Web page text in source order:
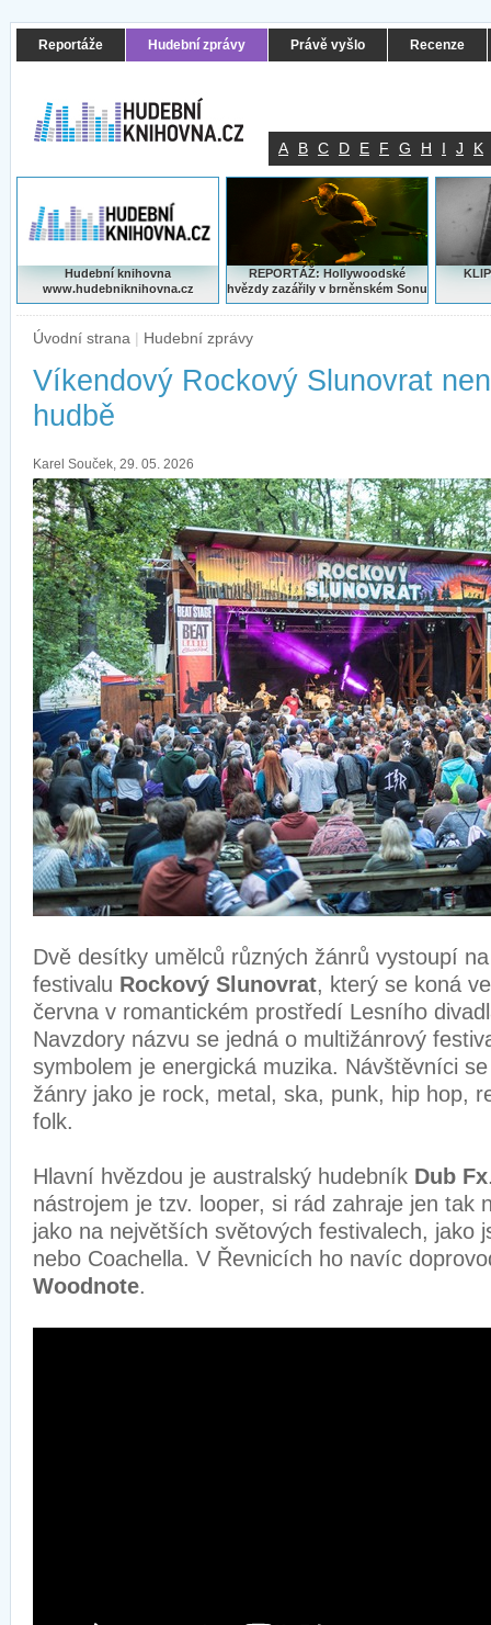
Reportáže Hudební zprávy Právě vyšlo Recenze
A B C D E F G H I J K
Hudební knihovna
www.hudebniknihovna.cz
REPORTÁŽ: Hollywoodské
hvězdy zazářily v brněnském Sonu
Úvodní strana | Hudební zprávy
Víkendový Rockový Slunovrat
hudbě
Karel Souček, 29. 05. 2026
Dvě desítky umělců různých žánrů vystoupí
festivalu Rockový Slunovrat, který se koná
června v romantickém prostředí Lesního
Navzdory názvu se jedná o multižánrový
symbolem je energická muzika. Návštěvníci
žánry jako je rock, metal, ska, punk, hip hop,
folk.
Hlavní hvězdou je australský hudebník Dub Fx
nástrojem je tzv. looper, si rád zahraje jen tak
jako na největších světových festivalech, jako
nebo Coachella. V Řevnicích ho navíc
Woodnote.